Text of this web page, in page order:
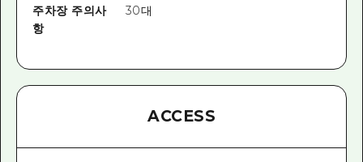
주차장 주의사
항
30대
ACCESS